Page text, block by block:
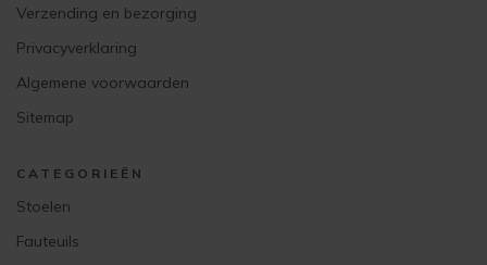
Verzending en bezorging
Privacyverklaring
Algemene voorwaarden
Sitemap
CATEGORIEËN
Stoelen
Fauteuils